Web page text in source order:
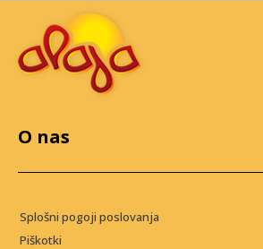
O nas
Splošni pogoji poslovanja
Piškotki